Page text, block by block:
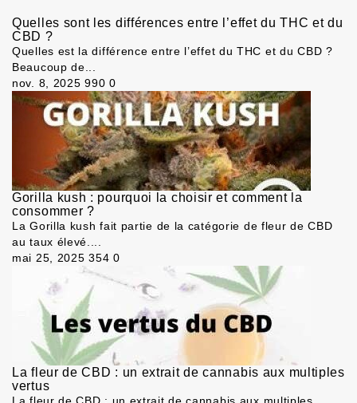
Quelles sont les différences entre l’effet du THC et du
CBD ?
Quelles est la différence entre l’effet du THC et du CBD ?
Beaucoup de...
nov. 8, 2025 990 0
Gorilla kush : pourquoi la choisir et comment la
consommer ?
La Gorilla kush fait partie de la catégorie de fleur de CBD
au taux élevé....
mai 25, 2025 354 0
La fleur de CBD : un extrait de cannabis aux multiples
vertus